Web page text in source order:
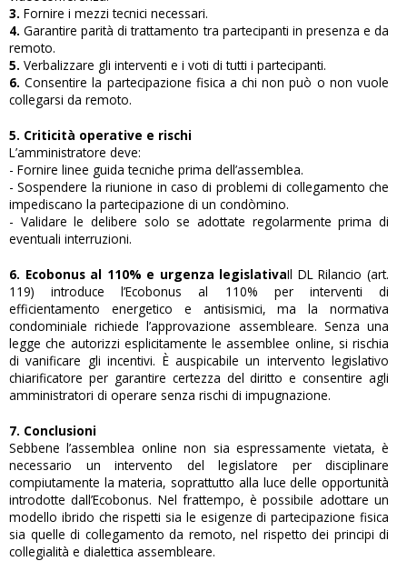
3. Fornire i mezzi tecnici necessari.
4. Garantire parità di trattamento tra partecipanti in presenza e da
remoto.
5. Verbalizzare gli interventi e i voti di tutti i partecipanti.
6. Consentire la partecipazione fisica a chi non può o non vuole
collegarsi da remoto.
5. Criticità operative e rischi
L’amministratore deve:
- Fornire linee guida tecniche prima dell’assemblea.
- Sospendere la riunione in caso di problemi di collegamento che
impediscano la partecipazione di un condòmino.
- Validare le delibere solo se adottate regolarmente prima di
eventuali interruzioni.
6. Ecobonus al 110% e urgenza legislativaIl DL Rilancio (art.
119) introduce l’Ecobonus al 110% per interventi di
efficientamento energetico e antisismici, ma la normativa
condominiale richiede l’approvazione assembleare. Senza una
legge che autorizzi esplicitamente le assemblee online, si rischia
di vanificare gli incentivi. È auspicabile un intervento legislativo
chiarificatore per garantire certezza del diritto e consentire agli
amministratori di operare senza rischi di impugnazione.
7. Conclusioni
Sebbene l’assemblea online non sia espressamente vietata, è
necessario un intervento del legislatore per disciplinare
compiutamente la materia, soprattutto alla luce delle opportunità
introdotte dall’Ecobonus. Nel frattempo, è possibile adottare un
modello ibrido che rispetti sia le esigenze di partecipazione fisica
sia quelle di collegamento da remoto, nel rispetto dei principi di
collegialità e dialettica assembleare.